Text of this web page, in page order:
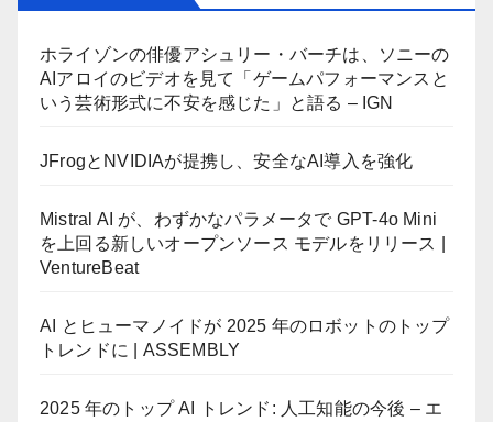
ホライゾンの俳優アシュリー・バーチは、ソニーの
AIアロイのビデオを見て「ゲームパフォーマンスと
いう芸術形式に不安を感じた」と語る – IGN
JFrogとNVIDIAが提携し、安全なAI導入を強化
Mistral AI が、わずかなパラメータで GPT-4o Mini
を上回る新しいオープンソース モデルをリリース |
VentureBeat
AI とヒューマノイドが 2025 年のロボットのトップ
トレンドに | ASSEMBLY
2025 年のトップ AI トレンド: 人工知能の今後 – エ